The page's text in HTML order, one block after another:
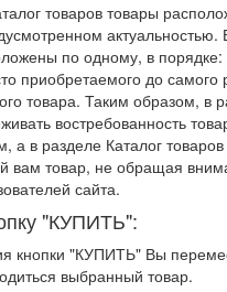
товаров товары
актуальностью.
по одному, в порядке:
приобретаемого до самого
товара. Таким образом, в
востребованность
а в разделе Каталог товаров
вам товар, не обращая
сайта.
"КУПИТЬ":
кнопки "КУПИТЬ" Вы
выбранный товар.